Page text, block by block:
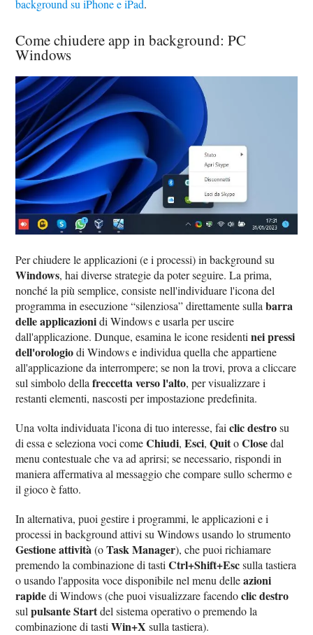
background su iPhone e iPad.
Come chiudere app in background: PC
Windows
Per chiudere le applicazioni (e i processi) in background su
Windows, hai diverse strategie da poter seguire. La prima,
nonché la più semplice, consiste nell'individuare l'icona del
programma in esecuzione “silenziosa” direttamente sullabarra
delle applicazionidi Windows e usarla per uscire
dall'applicazione. Dunque, esamina le icone residentinei pressi
dell'orologiodi Windows e individua quella che appartiene
all'applicazione da interrompere; se non la trovi, prova a cliccare
sul simbolo dellafreccetta verso l'alto, per visualizzare i
restanti elementi, nascosti per impostazione predefinita.
Una volta individuata l'icona di tuo interesse, faiclic destrosu
di essa e seleziona voci comeChiudi,Esci,QuitoClosedal
menu contestuale che va ad aprirsi; se necessario, rispondi in
maniera affermativa al messaggio che compare sullo schermo e
il gioco è fatto.
In alternativa, puoi gestire i programmi, le applicazioni e i
processi in background attivi su Windows usando lo strumento
Gestione attività(oTask Manager), che puoi richiamare
premendo la combinazione di tastiCtrl+Shift+Escsulla tastiera
o usando l'apposita voce disponibile nel menu delleazioni
rapidedi Windows (che puoi visualizzare facendoclic destro
sulpulsante Startdel sistema operativo o premendo la
combinazione di tastiWin+X sulla tastiera).